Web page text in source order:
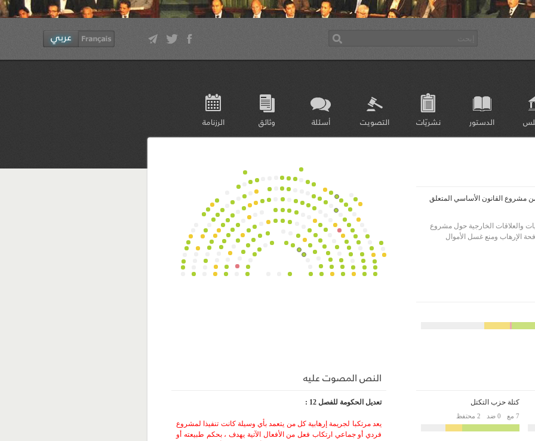
الدستور نشريّات التصويت أسئلة وثائق الرزنامة
على تعديل الفصل 12 من مشروع القانون الأساسي المتعلق
والعلاقات الخارجية حول مشروع
الإرهاب ومنع غسل الأموال
كتلة حزب التكتل
7 مع 0 ضد 2 محتفظ
النص المصوت عليه
تعديل الحكومة للفصل 12 :
يعد مرتكبا لجريمة إرهابية كل من يتعمد بأي وسيلة كانت تنفيذا لمشروع
فردي أو جماعي ارتكاب فعل من الأفعال الآتية يهدف ، بحكم طبيعته أو